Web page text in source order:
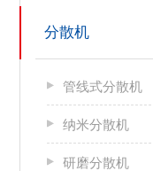
分散机
管线式分散机
纳米分散机
研磨分散机